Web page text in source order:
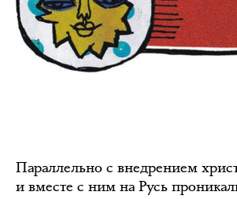
Параллельно с внедрением
и вместе с ним на Русь